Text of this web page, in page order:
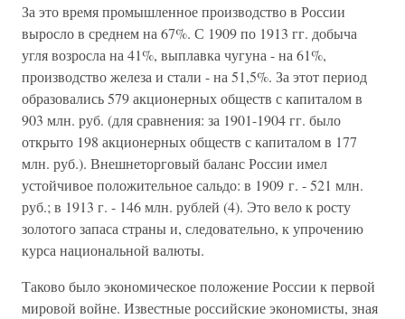
За это время промышленное производство в России
выросло в среднем на 67%. С 1909 по 1913 гг. добыча
угля возросла на 41%, выплавка чугуна - на 61%,
производство железа и стали - на 51,5%. За этот период
образовались 579 акционерных обществ с капиталом в
903 млн. руб. (для сравнения: за 1901-1904 гг. было
открыто 198 акционерных обществ с капиталом в 177
млн. руб.). Внешнеторговый баланс России имел
устойчивое положительное сальдо: в 1909 г. - 521 млн.
руб.; в 1913 г. - 146 млн. рублей (4). Это вело к росту
золотого запаса страны и, следовательно, к упрочению
курса национальной валюты.
Таково было экономическое положение России к первой
мировой войне. Известные российские экономисты, зная